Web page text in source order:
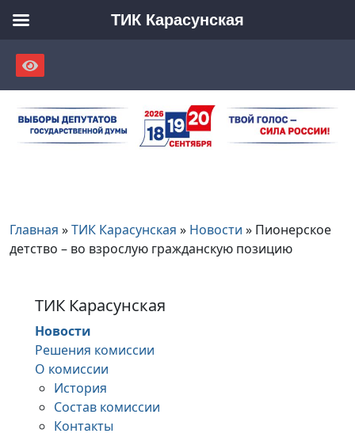
content
Главная »ТИК Карасунская » Новости » Пионерское
детство – во взрослую гражданскую позицию
ТИК Карасунская
Новости
Решения комиссии
О комиссии
История
Состав комиссии
Контакты
ТИК Карасунская